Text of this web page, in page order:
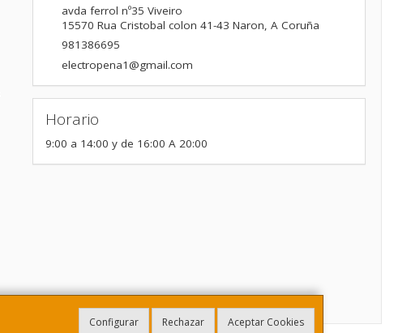
Configurar Rechazar Aceptar Cookies
avda ferrol nº35 Viveiro
15570 Rua Cristobal colon 41-43 Naron A Coruña
981386695
electropena1@gmail.com
Horario
9:00 a 14:00 y de 16:00 A 20:00